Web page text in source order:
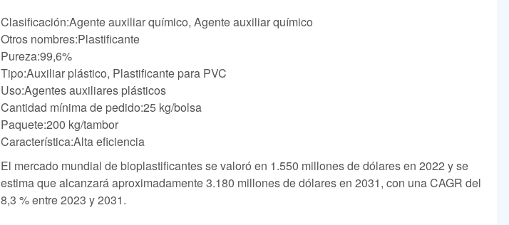
Clasificación:Agente auxiliar químico, Agente auxiliar químico
Otros nombres:Plastificante
Pureza:99,6%
Tipo:Auxiliar plástico, Plastificante para PVC
Uso:Agentes auxiliares plásticos
Cantidad mínima de pedido:25 kg/bolsa
Paquete:200 kg/tambor
Característica:Alta eficiencia
El mercado mundial de bioplastificantes se valoró en 1.550 millones de dólares en 2022 y se
estima que alcanzará aproximadamente 3.180 millones de dólares en 2031, con una CAGR del
8,3 % entre 2023 y 2031.